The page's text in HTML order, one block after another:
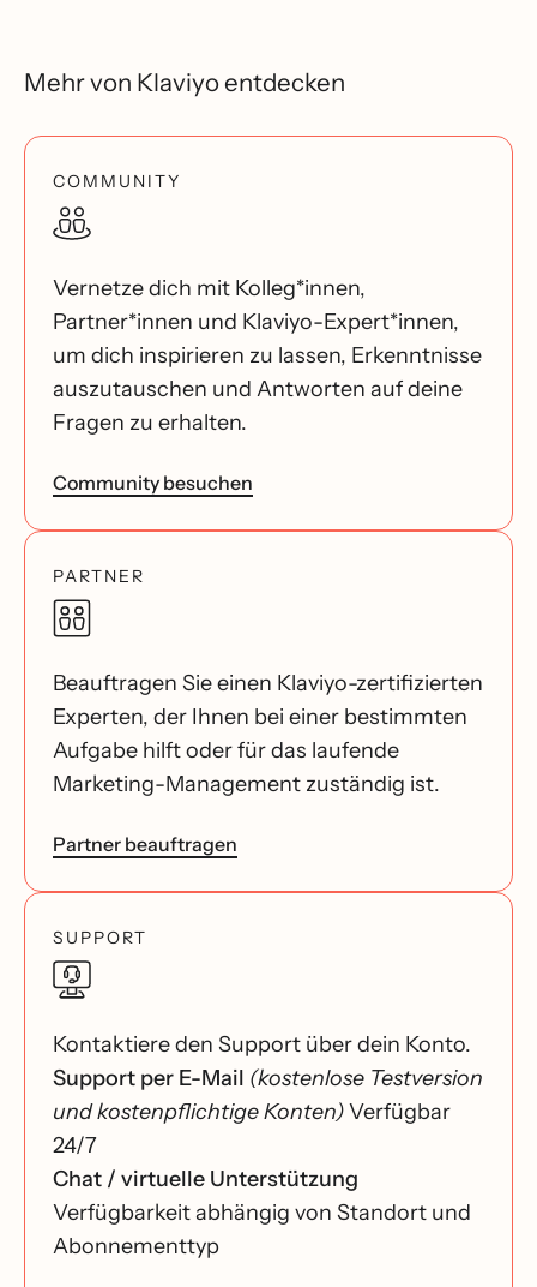
Mehr von Klaviyo entdecken
COMMUNITY
Vernetze dich mit Kolleg*innen,
Partner*innen und Klaviyo-Expert*innen,
um dich inspirieren zu lassen, Erkenntnisse
auszutauschen und Antworten auf deine
Fragen zu erhalten.
Community besuchen
PARTNER
Beauftragen Sie einen Klaviyo-zertifizierten
Experten, der Ihnen bei einer bestimmten
Aufgabe hilft oder für das laufende
Marketing-Management zuständig ist.
Partner beauftragen
SUPPORT
Kontaktiere den Support über dein Konto.
Support per E-Mail (kostenlose Testversion
und kostenpflichtige Konten)Verfügbar
24/7
Chat / virtuelle Unterstützung
Verfügbarkeit abhängig von Standort und
Abonnementtyp